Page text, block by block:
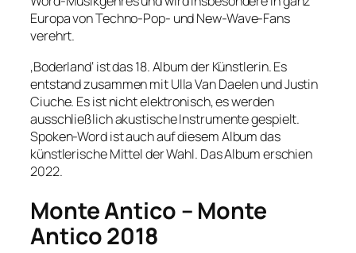
Europa von Techno-Pop- und New-Wave-Fans
verehrt.
‚Boderland‘ ist das 18. Album der Künstlerin. Es
entstand zusammen mit Ulla Van Daelen und Justin
Ciuche. Es ist nicht elektronisch, es werden
ausschließlich akustische Instrumente gespielt.
Spoken-Word ist auch auf diesem Album das
künstlerische Mittel der Wahl. Das Album erschien
2022.
Monte Antico – Monte
Antico 2018